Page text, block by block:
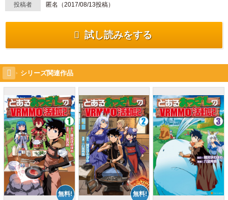
投稿者 匿名（2017/08/13投稿）
試し読みをする
シリーズ関連作品